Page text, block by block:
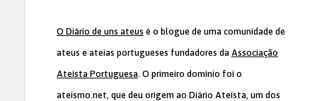
O Diário de uns ateus é o blogue de uma comunidade de
ateus e ateias portugueses fundadores da Associação
Ateísta Portuguesa. O primeiro domínio foi o
ateismo.net, que deu origem ao Diário Ateísta, um dos